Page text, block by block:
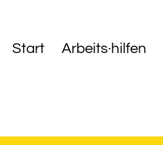
Start Arbeits·hilfen